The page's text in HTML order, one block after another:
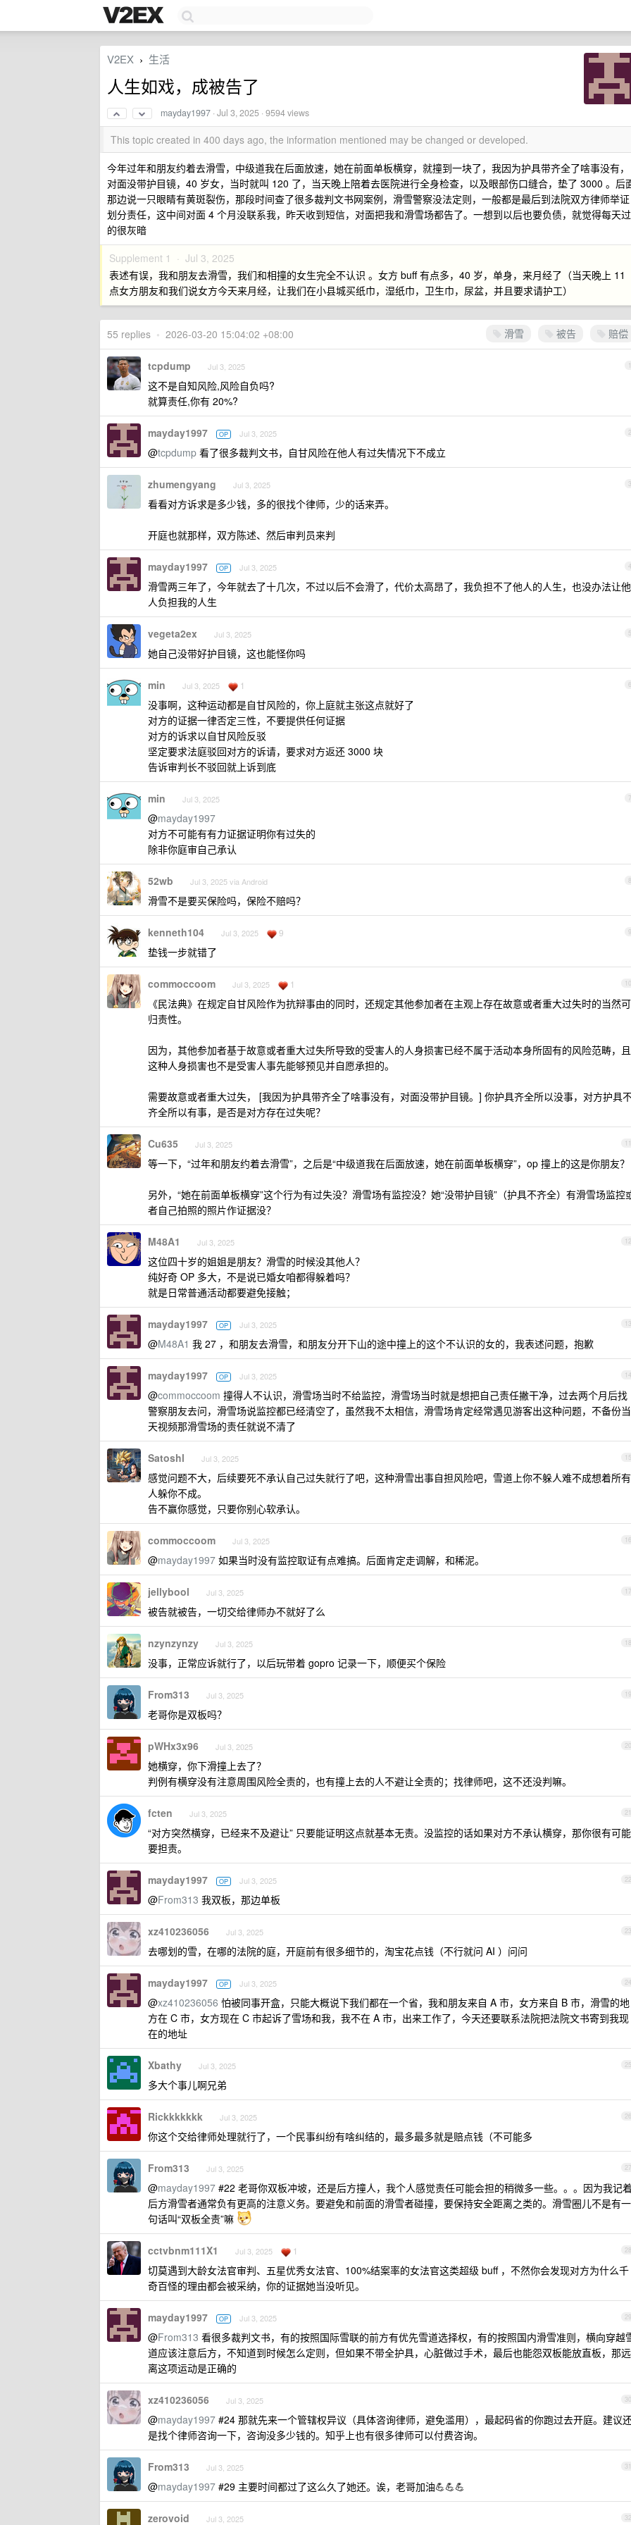
V2EX › 生活
人生如戏，成被告了
mayday1997 ·Jul 3, 2025 · 9594 views
This topic created in 400 days ago, the information mentioned may be changed or developed.
今年过年和朋友约着去滑雪，中级道我在后面放速，她在前面单板横穿，就撞到一块了，我因为护具带齐全了啥事没有，
对面没带护目镜，40 岁女，当时就叫 120 了，当天晚上陪着去医院进行全身检查，以及眼部伤口缝合，垫了 3000 。后
那边说一只眼睛有黄斑裂伤，那段时间查了很多裁判文书网案例，滑雪警察没法定则，一般都是最后到法院双方律师举证
划分责任，这中间对面 4 个月没联系我，昨天收到短信，对面把我和滑雪场都告了。一想到以后也要负债，就觉得每天过
的很灰暗
Supplement 1 · Jul 3, 2025
表述有误，我和朋友去滑雪，我们和相撞的女生完全不认识 。女方 buff 有点多，40 岁，单身，来月经了（当天晚上 11
点女方朋友和我们说女方今天来月经，让我们在小县城买纸巾，湿纸巾，卫生巾，尿盆，并且要求请护工）
滑雪 被告 赔偿
55 replies • 2026-03-20 15:04:02 +08:00
1
tcpdump Jul 3, 2025
这不是自知风险,风险自负吗?
就算责任,你有 20%?
2
mayday1997 OP Jul 3, 2025
@tcpdump 看了很多裁判文书，自甘风险在他人有过失情况下不成立
3
zhumengyang Jul 3, 2025
看看对方诉求是多少钱，多的很找个律师，少的话来弄。
开庭也就那样，双方陈述、然后审判员来判
4
mayday1997 OP Jul 3, 2025
滑雪两三年了，今年就去了十几次，不过以后不会滑了，代价太高昂了，我负担不了他人的人生，也没办法让他
人负担我的人生
5
vegeta2ex Jul 3, 2025
她自己没带好护目镜，这也能怪你吗
6
min Jul 3, 2025 1
没事啊，这种运动都是自甘风险的，你上庭就主张这点就好了
对方的证据一律否定三性，不要提供任何证据
对方的诉求以自甘风险反驳
坚定要求法庭驳回对方的诉请，要求对方返还 3000 块
告诉审判长不驳回就上诉到底
7
min Jul 3, 2025
@mayday1997
对方不可能有有力证据证明你有过失的
除非你庭审自己承认
8
52wb Jul 3, 2025 via Android
滑雪不是要买保险吗，保险不赔吗？
9
kenneth104 Jul 3, 2025 9
垫钱一步就错了
10
commoccoom Jul 3, 2025 1
《民法典》在规定自甘风险作为抗辩事由的同时，还规定其他参加者在主观上存在故意或者重大过失时的当然可
归责性。
因为，其他参加者基于故意或者重大过失所导致的受害人的人身损害已经不属于活动本身所固有的风险范畴，且
这种人身损害也不是受害人事先能够预见并自愿承担的。
需要故意或者重大过失， [我因为护具带齐全了啥事没有，对面没带护目镜。] 你护具齐全所以没事，对方护具
齐全所以有事，是否是对方存在过失呢？
11
Cu635 Jul 3, 2025
等一下，“过年和朋友约着去滑雪”，之后是“中级道我在后面放速，她在前面单板横穿”，op 撞上的这是你朋友？
另外，“她在前面单板横穿”这个行为有过失没？滑雪场有监控没？她“没带护目镜”（护具不齐全）有滑雪场监控
者自己拍照的照片作证据没？
12
M48A1 Jul 3, 2025
这位四十岁的姐姐是朋友？滑雪的时候没其他人？
纯好奇 OP 多大，不是说已婚女咱都得躲着吗？
就是日常普通活动都要避免接触；
13
mayday1997 OP Jul 3, 2025
@M48A1 我 27 ，和朋友去滑雪，和朋友分开下山的途中撞上的这个不认识的女的，我表述问题，抱歉
14
mayday1997 OP Jul 3, 2025
@commoccoom 撞得人不认识，滑雪场当时不给监控，滑雪场当时就是想把自己责任撇干净，过去两个月后找
警察朋友去问，滑雪场说监控都已经清空了，虽然我不太相信，滑雪场肯定经常遇见游客出这种问题，不备份当
天视频那滑雪场的责任就说不清了
15
Satoshl Jul 3, 2025
感觉问题不大，后续要死不承认自己过失就行了吧，这种滑雪出事自担风险吧，雪道上你不躲人难不成想着所有
人躲你不成。
告不赢你感觉，只要你别心软承认。
16
commoccoom Jul 3, 2025
@mayday1997 如果当时没有监控取证有点难搞。后面肯定走调解，和稀泥。
17
jellybool Jul 3, 2025
被告就被告，一切交给律师办不就好了么
18
nzynzynzy Jul 3, 2025
没事，正常应诉就行了，以后玩带着 gopro 记录一下，顺便买个保险
19
From313 Jul 3, 2025
老哥你是双板吗？
20
pWHx3x96 Jul 3, 2025
她横穿，你下滑撞上去了？
判例有横穿没有注意周围风险全责的，也有撞上去的人不避让全责的；找律师吧，这不还没判嘛。
21
fcten Jul 3, 2025
“对方突然横穿，已经来不及避让” 只要能证明这点就基本无责。没监控的话如果对方不承认横穿，那你很有可能
要担责。
22
mayday1997 OP Jul 3, 2025
@From313 我双板，那边单板
23
xz410236056 Jul 3, 2025
去哪划的雪，在哪的法院的庭，开庭前有很多细节的，淘宝花点钱（不行就问 AI ）问问
24
mayday1997 OP Jul 3, 2025
@xz410236056 怕被同事开盒，只能大概说下我们都在一个省，我和朋友来自 A 市，女方来自 B 市，滑雪的地
方在 C 市，女方现在 C 市起诉了雪场和我，我不在 A 市，出来工作了，今天还要联系法院把法院文书寄到我现
在的地址
25
Xbathy Jul 3, 2025
多大个事儿啊兄弟
26
Rickkkkkkk Jul 3, 2025
你这个交给律师处理就行了，一个民事纠纷有啥纠结的，最多最多就是赔点钱（不可能多
27
From313 Jul 3, 2025
@mayday1997 #22 老哥你双板冲坡，还是后方撞人，我个人感觉责任可能会担的稍微多一些。。。因为我记着
后方滑雪者通常负有更高的注意义务。要避免和前面的滑雪者碰撞，要保持安全距离之类的。滑雪圈儿不是有一
句话叫“双板全责”嘛
28
cctvbnm111X1 Jul 3, 2025 1
切莫遇到大龄女法官审判、五星优秀女法官、100%结案率的女法官这类超级 buff ，不然你会发现对方为什么千
奇百怪的理由都会被采纳，你的证据她当没听见。
29
mayday1997 OP Jul 3, 2025
@From313 看很多裁判文书，有的按照国际雪联的前方有优先雪道选择权，有的按照国内滑雪准则，横向穿越
道应该注意后方，不知道到时候怎么定则，但如果不带全护具，心脏做过手术，最后也能怨双板能放直板，那远
离这项运动是正确的
30
xz410236056 Jul 3, 2025
@mayday1997 #24 那就先来一个管辖权异议（具体咨询律师，避免滥用），最起码省的你跑过去开庭。建议还
是找个律师咨询一下，咨询没多少钱的。知乎上也有很多律师可以付费咨询。
31
From313 Jul 3, 2025
@mayday1997 #29 主要时间都过了这么久了她还。诶，老哥加油💪💪💪
32
zerovoid Jul 3, 2025